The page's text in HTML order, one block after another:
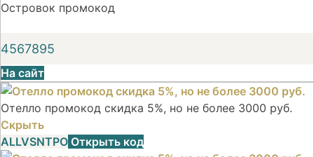
Островок промокод
4567895
На сайт
Отелло промокод скидка 5%, но не более 3000 руб.
Скрыть
ALLVSNTPO Открыть код